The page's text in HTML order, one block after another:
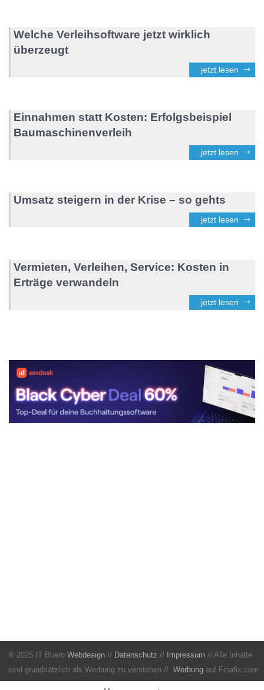
Welche Verleihsoftware jetzt wirklich
überzeugt
jetzt lesen
Einnahmen statt Kosten: Erfolgsbeispiel
Baumaschinenverleih
jetzt lesen
Umsatz steigern in der Krise – so gehts
jetzt lesen
Vermieten, Verleihen, Service: Kosten in
Erträge verwandeln
jetzt lesen
® 2025 IT Buero Webdesign // Datenschutz // Impressum // Alle Inhalte
sind grundsätzlich als Werbung zu verstehen // Werbung auf Finafix.com